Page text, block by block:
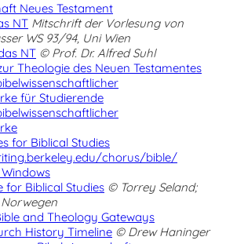
Neues Testament
NT Mitschrift der Vorlesung von
WS 93/94, Uni Wien
NT © Prof. Dr. Alfred Suhl
Theologie des Neuen Testamentes
für Studierende
for Biblical Studies
chorus/bible/
for Biblical Studies © Torrey Seland;
Norwegen
and Theology Gateways
History Timeline © Drew Haninger